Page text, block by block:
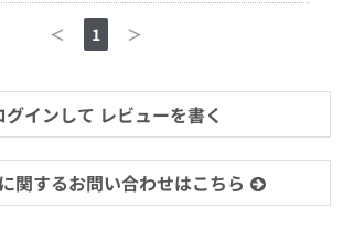
＜ 1 ＞
グインして レビューを書く
関するお問い合わせはこちら